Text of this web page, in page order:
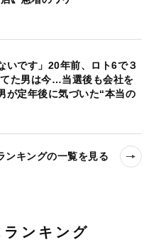
いです」20年前、ロト6で３
た男は今…当選後も会社を
が定年後に気づいた“本当の
ンキングの一覧を見る
ンキング